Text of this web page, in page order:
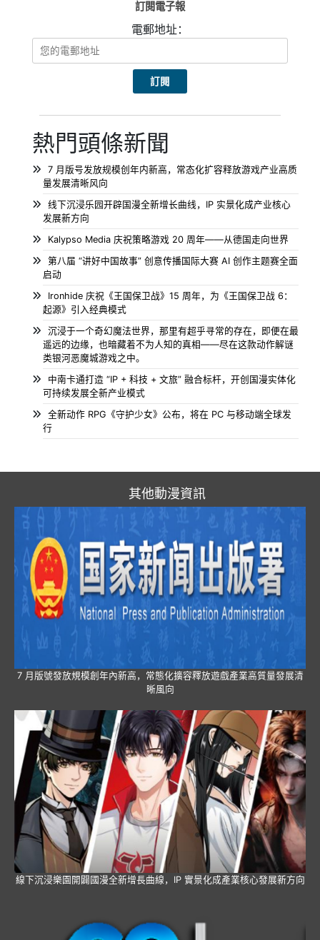
訂閱電子報
電郵地址：
熱門頭條新聞
7 月版号发放规模创年内新高，常态化扩容释放游戏产业高质
量发展清晰风向
线下沉浸乐园开辟国漫全新增长曲线，IP 实景化成产业核心
发展新方向
Kalypso Media 庆祝策略游戏 20 周年——从德国走向世界
第八届 “讲好中国故事” 创意传播国际大赛 AI 创作主题赛全面
启动
Ironhide 庆祝《王国保卫战》15 周年，为《王国保卫战 6：
起源》引入经典模式
沉浸于一个奇幻魔法世界，那里有超乎寻常的存在，即便在最
遥远的边缘，也暗藏着不为人知的真相——尽在这款动作解谜
类银河恶魔城游戏之中。
中南卡通打造 “IP + 科技 + 文旅” 融合标杆，开创国漫实体化
可持续发展全新产业模式
全新动作 RPG《守护少女》公布，将在 PC 与移动端全球发
行
其他動漫資訊
7 月版號發放規模創年內新高，常態化擴容釋放遊戲產業高質量發展清
晰風向
線下沉浸樂園開闢國漫全新增長曲線，IP 實景化成產業核心發展新方向